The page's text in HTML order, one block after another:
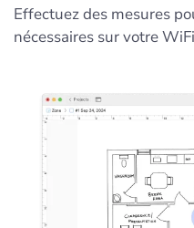
Effectuez des mesures
nécessaires sur votre